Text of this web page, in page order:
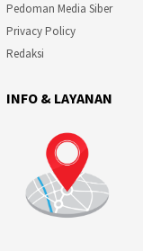
Pedoman Media Siber
Privacy Policy
Redaksi
INFO & LAYANAN